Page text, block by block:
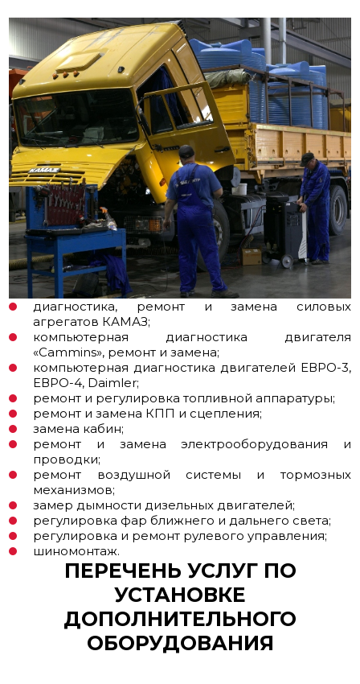
диагностика, ремонт и замена силовых
агрегатов КАМАЗ;
компьютерная диагностика двигателя
«Cammins», ремонт и замена;
компьютерная диагностика двигателей ЕВРО-3,
ЕВРО-4, Daimler;
ремонт и регулировка топливной аппаратуры;
ремонт и замена КПП и сцепления;
замена кабин;
ремонт и замена электрооборудования и
проводки;
ремонт воздушной системы и тормозных
механизмов;
замер дымности дизельных двигателей;
регулировка фар ближнего и дальнего света;
регулировка и ремонт рулевого управления;
шиномонтаж.
ПЕРЕЧЕНЬ УСЛУГ ПО
УСТАНОВКЕ
ДОПОЛНИТЕЛЬНОГО
ОБОРУДОВАНИЯ